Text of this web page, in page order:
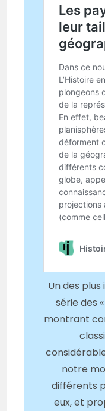
Un des
série des «
montrant
notre
différents
eux, et